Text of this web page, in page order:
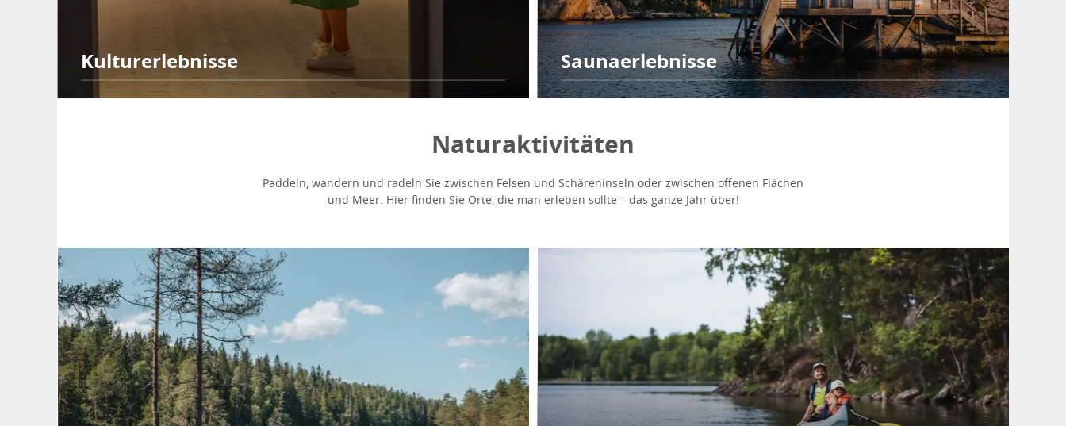
Kulturerlebnisse Saunaerlebnisse
Naturaktivitäten
Paddeln, wandern und radeln Sie zwischen Felsen und Schäreninseln oder zwischen offenen Flächen
und Meer. Hier finden Sie Orte, die man erleben sollte – das ganze Jahr über!